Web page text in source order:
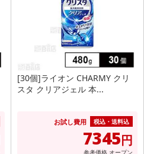
[30個]ライオン CHARMY クリ
スタ クリアジェル 本...
お試し費用 税込・送料込
7345円
参考価格 オープン